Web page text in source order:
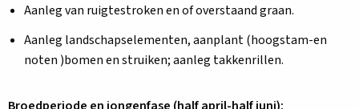
Aanleg van ruigtestroken en of overstaand graan.
Aanleg landschapselementen, aanplant (hoogstam-en
noten )bomen en struiken; aanleg takkenrillen.